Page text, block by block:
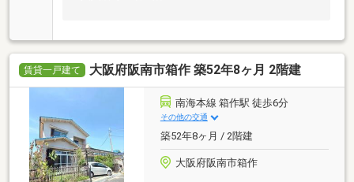
賃貸一戸建て 大阪府阪南市箱作 築52年8ヶ月 2階建
南海本線 箱作駅 徒歩6分
その他の交通
築52年8ヶ月 / 2階建
大阪府阪南市箱作